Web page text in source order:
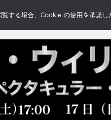
する場合、Cookie の使用を承諾し